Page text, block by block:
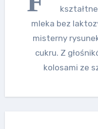
mleka bez
misterny
cukru. Z
kolosami ze